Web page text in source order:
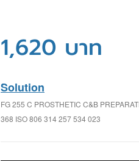
1,620 บาท
Solution
FG 255 C PROSTHETIC C&B
368 ISO 806 314 257 534 023